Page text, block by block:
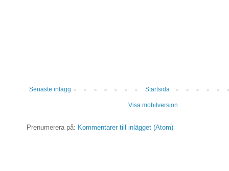
Senaste inlägg Startsida
Visa mobilversion
Prenumerera på: Kommentarer till inlägget (Atom)